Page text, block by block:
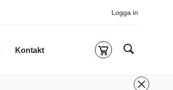
Logga in
Kontakt Kassa
Sök